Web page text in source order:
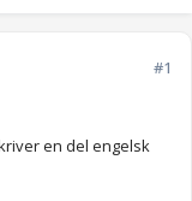
#1
en del engelsk